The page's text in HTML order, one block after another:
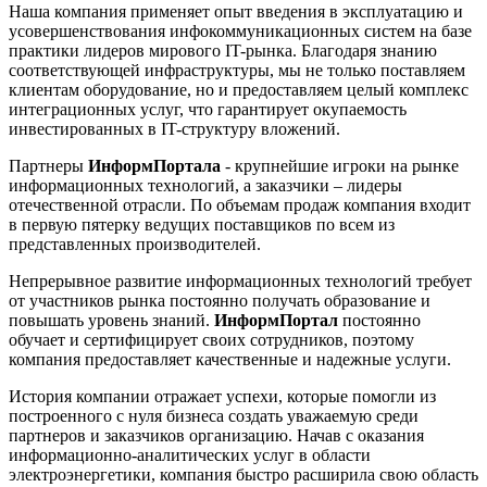
Наша компания применяет опыт введения в эксплуатацию и
усовершенствования инфокоммуникационных систем на базе
практики лидеров мирового IT-рынка. Благодаря знанию
соответствующей инфраструктуры, мы не только поставляем
клиентам оборудование, но и предоставляем целый комплекс
интеграционных услуг, что гарантирует окупаемость
инвестированных в IT-структуру вложений.
Партнеры ИнформПортала - крупнейшие игроки на рынке
информационных технологий, а заказчики – лидеры
отечественной отрасли. По объемам продаж компания входит
в первую пятерку ведущих поставщиков по всем из
представленных производителей.
Непрерывное развитие информационных технологий требует
от участников рынка постоянно получать образование и
повышать уровень знаний. ИнформПортал постоянно
обучает и сертифицирует своих сотрудников, поэтому
компания предоставляет качественные и надежные услуги.
История компании отражает успехи, которые помогли из
построенного с нуля бизнеса создать уважаемую среди
партнеров и заказчиков организацию. Начав с оказания
информационно-аналитических услуг в области
электроэнергетики, компания быстро расширила свою область